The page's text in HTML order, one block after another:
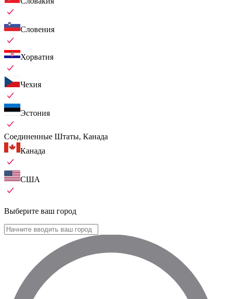
Словения
Хорватия
Чехия
Эстония
Соединенные Штаты, Канада
Канада
США
Выберите ваш город